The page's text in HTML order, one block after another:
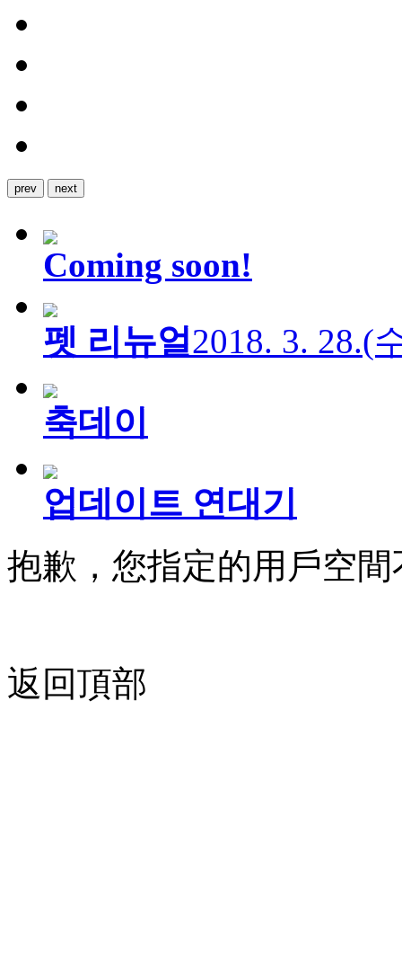
prev next
Coming soon!
펫 리뉴얼2018. 3. 28.(
축데이
업데이트 연대기
抱歉，您指定的用戶空間
返回頂部